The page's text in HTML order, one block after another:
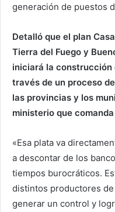
generación de puestos
Detalló que el plan
Tierra del Fuego y
iniciará la construcción
través de un proceso
las provincias y los
ministerio que
«Esa plata va
a descontar de los
tiempos burocráticos.
distintos productores
generar un control y